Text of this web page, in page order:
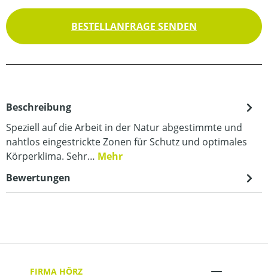
BESTELLANFRAGE SENDEN
Beschreibung
Speziell auf die Arbeit in der Natur abgestimmte und
nahtlos eingestrickte Zonen für Schutz und optimales
Körperklima. Sehr… Mehr
Bewertungen
FIRMA HÖRZ